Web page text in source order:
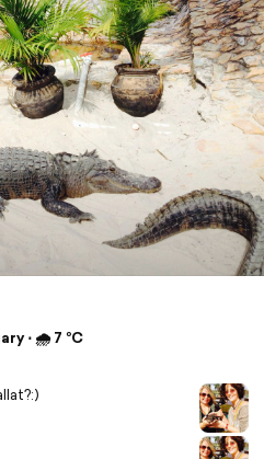
⋅ 🌧 7 °C